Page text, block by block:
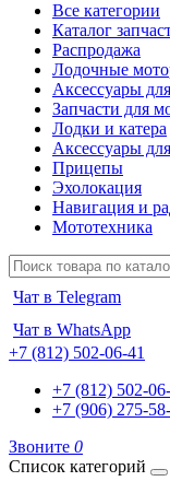
Все категории
Каталог
Распродажа
Лодочные
Аксессуары
Запчасти для
Лодки и катера
Аксессуары
Прицепы
Эхолокация
Навигация и
Мототехника
Чат в Telegram
Чат в WhatsApp
+7 (812) 502-06-41
+7 (812) 502-
+7 (906) 275-
Звоните 0
Список категорий